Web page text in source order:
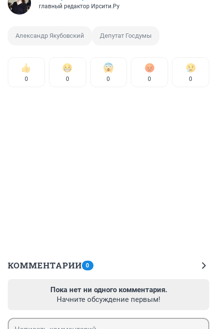
главный редактор Ирсити.Ру
Александр Якубовский Депутат Госдумы
0 0 0 0 0
КОММЕНТАРИИ 0
Пока нет ни одного комментария.
Начните обсуждение первым!